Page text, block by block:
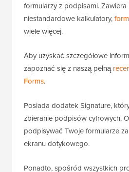
formularzy z podpisami.
niestandardowe kalkulatory,
wiele więcej.
Aby uzyskać szczegółowe
zapoznać się z naszą pełną
Forms.
Posiada dodatek Signature,
zbieranie podpisów cyfrowych.
podpisywać Twoje formularze
ekranu dotykowego.
Ponadto, spośród wszystkich